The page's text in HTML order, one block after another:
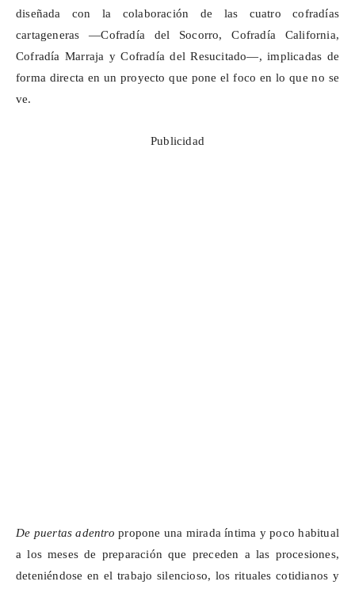
diseñada con la colaboración de las cuatro cofradías
cartageneras —Cofradía del Socorro, Cofradía California,
Cofradía Marraja y Cofradía del Resucitado—, implicadas de
forma directa en un proyecto que pone el foco en lo que no se
ve.
Publicidad
De puertas adentro propone una mirada íntima y poco habitual
a los meses de preparación que preceden a las procesiones,
deteniéndose en el trabajo silencioso, los rituales cotidianos y